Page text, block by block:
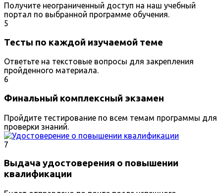
Получите неограниченный доступ на наш учебный
портал по выбранной программе обучения.
5
Тесты по каждой изучаемой теме
Ответьте на текстовые вопросы для закрепления
пройденного материала.
6
Финальный комплексный экзамен
Пройдите тестирование по всем темам программы для
проверки знаний.
7
Выдача удостоверения о повышении
квалификации